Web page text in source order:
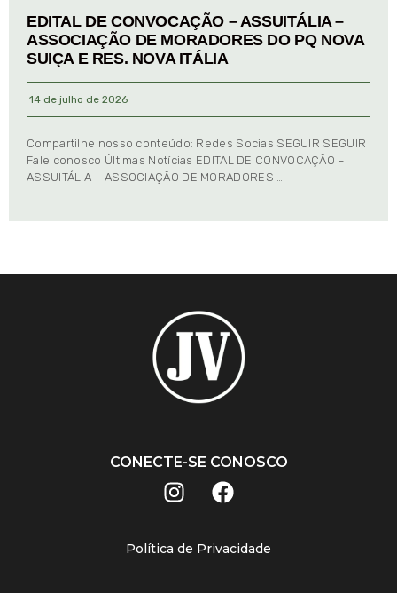
EDITAL DE CONVOCAÇÃO – ASSUITÁLIA –
ASSOCIAÇÃO DE MORADORES DO PQ NOVA
SUIÇA E RES. NOVA ITÁLIA
14 de julho de 2026
Compartilhe nosso conteúdo: Redes Socias SEGUIR SEGUIR
Fale conosco Últimas Notícias EDITAL DE CONVOCAÇÃO –
ASSUITÁLIA – ASSOCIAÇÃO DE MORADORES …
CONECTE-SE CONOSCO
Política de Privacidade